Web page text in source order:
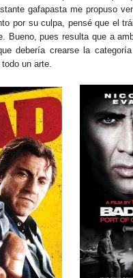
gafapasta me propuso ver
por su culpa, pensé que el
Bueno, pues resulta que a
debería crearse la
un arte.